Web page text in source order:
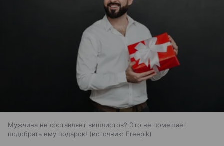
Мужчина не составляет вишлистов? Это не помешает
подобрать ему подарок!
источник: Freepik